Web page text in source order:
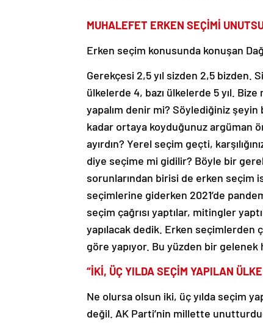
MUHALEFET ERKEN SEÇİMİ
Erken seçim konusunda konuşan
Gerekçesi 2,5 yıl sizden 2,5 bizden.
ülkelerde 4, bazı ülkelerde 5 yıl.
yapalım denir mi? Söylediğiniz
kadar ortaya koyduğunuz argüman
ayırdın? Yerel seçim geçti,
diye seçime mi gidilir? Böyle bir
sorunlarından birisi de erken seçim
seçimlerine giderken 2021’de
seçim çağrısı yaptılar, mitingler
yapılacak dedik. Erken seçimlerden
göre yapıyor. Bu yüzden bir gelenek
“İKİ, ÜÇ YILDA SEÇİM YAPILAN
Ne olursa olsun iki, üç yılda seçim
değil. AK Parti’nin millette